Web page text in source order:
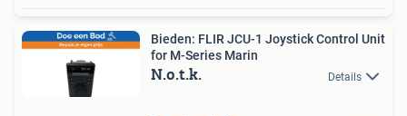
Bieden: FLIR JCU-1 Joystick Control Unit
for M-Series Marin
N.o.t.k. Details